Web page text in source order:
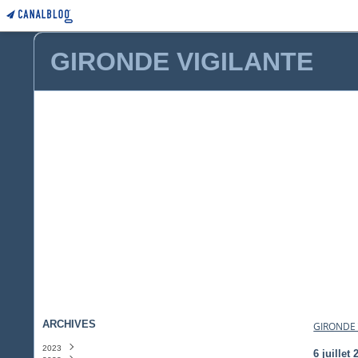
GIRONDE VIGILANTE
ARCHIVES
2023
6 juillet